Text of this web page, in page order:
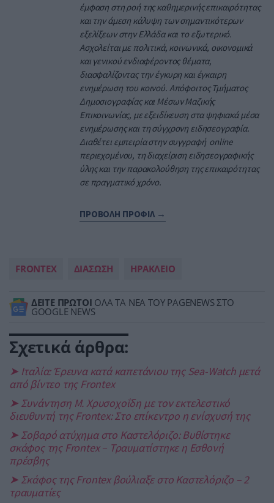
έμφαση στη ροή της καθημερινής επικαιρότητας
και την άμεση κάλυψη των σημαντικότερων
εξελίξεων στην Ελλάδα και το εξωτερικό.
Ασχολείται με πολιτικά, κοινωνικά, οικονομικά
και γενικού ενδιαφέροντος θέματα,
διασφαλίζοντας την έγκυρη και έγκαιρη
ενημέρωση του κοινού. Απόφοιτος Τμήματος
Δημοσιογραφίας και Μέσων Μαζικής
Επικοινωνίας, με εξειδίκευση στα ψηφιακά μέσα
ενημέρωσης και τη σύγχρονη ειδησεογραφία.
Διαθέτει εμπειρία στην συγγραφή online
περιεχομένου, τη διαχείριση ειδησεογραφικής
ύλης και την παρακολούθηση της επικαιρότητας
σε πραγματικό χρόνο.
ΠΡΟΒΟΛΗ ΠΡΟΦΙΛ →
FRONTEX ΔΙΑΣΩΣΗ ΗΡΑΚΛΕΙΟ
ΔΕΙΤΕ ΠΡΩΤΟΙ ΟΛΑ ΤΑ ΝΕΑ ΤΟΥ PAGENEWS ΣΤΟ
GOOGLE NEWS
Σχετικά άρθρα:
➤ Ιταλία: Έρευνα κατά καπετάνιου της Sea-Watch μετά
από βίντεο της Frontex
➤ Συνάντηση Μ. Χρυσοχοΐδη με τον εκτελεστικό
διευθυντή της Frontex: Στο επίκεντρο η ενίσχυσή της
➤ Σοβαρό ατύχημα στο Καστελόριζο: Βυθίστηκε
σκάφος της Frontex – Τραυματίστηκε η Εσθονή
πρέσβης
➤ Σκάφος της Frontex βούλιαξε στο Καστελόριζο – 2
τραυματίες